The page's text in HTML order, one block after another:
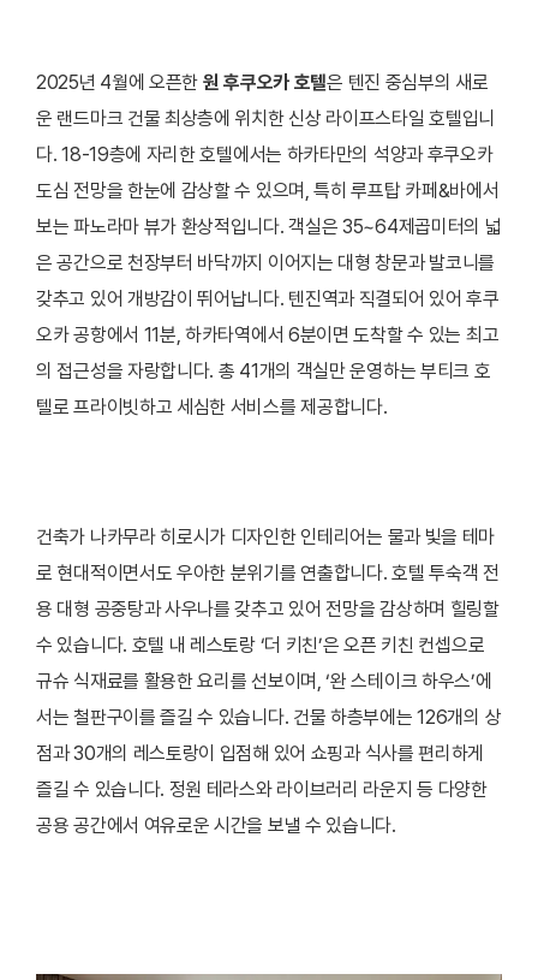
2025년 4월에 오픈한 원 후쿠오카 호텔은 텐진 중심부의 새로
운 랜드마크 건물 최상층에 위치한 신상 라이프스타일 호텔입니
다. 18-19층에 자리한 호텔에서는 하카타만의 석양과 후쿠오카
도심 전망을 한눈에 감상할 수 있으며, 특히 루프탑 카페&바에서
보는 파노라마 뷰가 환상적입니다. 객실은 35~64제곱미터의 넓
은 공간으로 천장부터 바닥까지 이어지는 대형 창문과 발코니를
갖추고 있어 개방감이 뛰어납니다. 텐진역과 직결되어 있어 후쿠
오카 공항에서 11분, 하카타역에서 6분이면 도착할 수 있는 최고
의 접근성을 자랑합니다. 총 41개의 객실만 운영하는 부티크 호
텔로 프라이빗하고 세심한 서비스를 제공합니다.
건축가 나카무라 히로시가 디자인한 인테리어는 물과 빛을 테마
로 현대적이면서도 우아한 분위기를 연출합니다. 호텔 투숙객 전
용 대형 공중탕과 사우나를 갖추고 있어 전망을 감상하며 힐링할
수 있습니다. 호텔 내 레스토랑 ‘더 키친’은 오픈 키친 컨셉으로
규슈 식재료를 활용한 요리를 선보이며, ‘완 스테이크 하우스’에
서는 철판구이를 즐길 수 있습니다. 건물 하층부에는 126개의 상
점과 30개의 레스토랑이 입점해 있어 쇼핑과 식사를 편리하게
즐길 수 있습니다. 정원 테라스와 라이브러리 라운지 등 다양한
공용 공간에서 여유로운 시간을 보낼 수 있습니다.